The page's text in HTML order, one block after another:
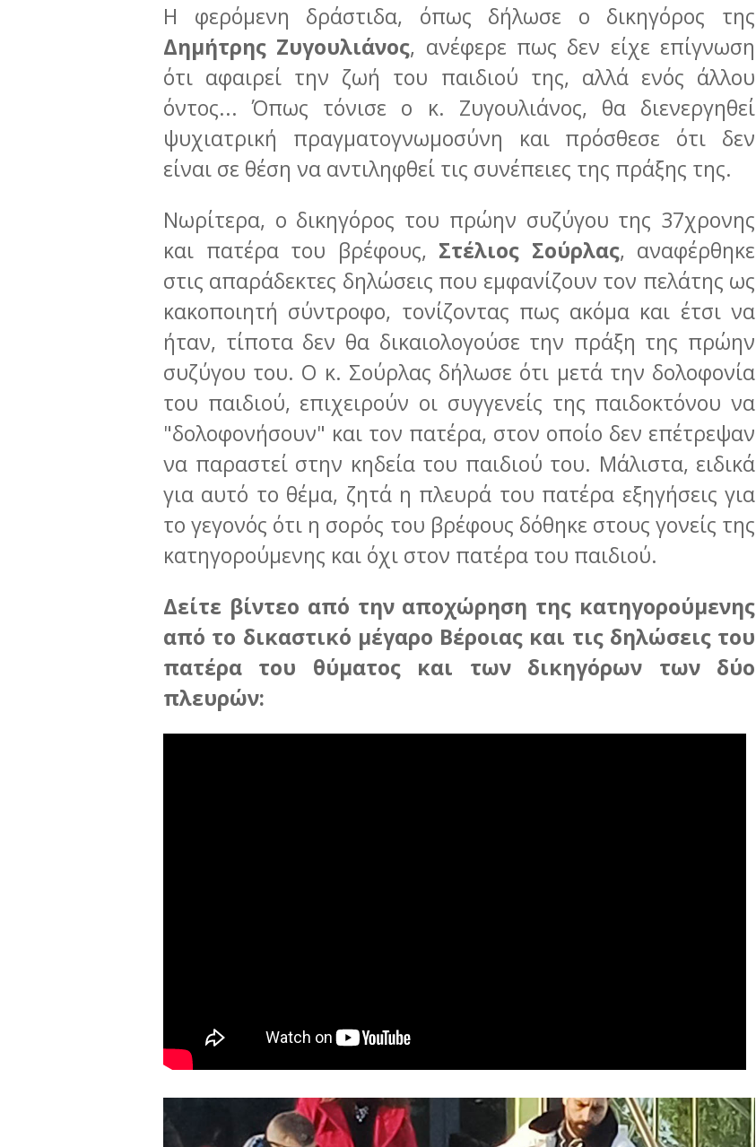
Η φερόμενη δράστιδα, όπως δήλωσε ο δικηγόρος της
Δημήτρης Ζυγουλιάνος, ανέφερε πως δεν είχε επίγνωση
ότι αφαιρεί την ζωή του παιδιού της, αλλά ενός άλλου
όντος... Όπως τόνισε ο κ. Ζυγουλιάνος, θα διενεργηθεί
ψυχιατρική πραγματογνωμοσύνη και πρόσθεσε ότι δεν
είναι σε θέση να αντιληφθεί τις συνέπειες της πράξης της.
Νωρίτερα, ο δικηγόρος του πρώην συζύγου της 37χρονης
και πατέρα του βρέφους, Στέλιος Σούρλας, αναφέρθηκε
στις απαράδεκτες δηλώσεις που εμφανίζουν τον πελάτης ως
κακοποιητή σύντροφο, τονίζοντας πως ακόμα και έτσι να
ήταν, τίποτα δεν θα δικαιολογούσε την πράξη της πρώην
συζύγου του. Ο κ. Σούρλας δήλωσε ότι μετά την δολοφονία
του παιδιού, επιχειρούν οι συγγενείς της παιδοκτόνου να
"δολοφονήσουν" και τον πατέρα, στον οποίο δεν επέτρεψαν
να παραστεί στην κηδεία του παιδιού του. Μάλιστα, ειδικά
για αυτό το θέμα, ζητά η πλευρά του πατέρα εξηγήσεις για
το γεγονός ότι η σορός του βρέφους δόθηκε στους γονείς της
κατηγορούμενης και όχι στον πατέρα του παιδιού.
Δείτε βίντεο από την αποχώρηση της κατηγορούμενης
από το δικαστικό μέγαρο Βέροιας και τις δηλώσεις του
πατέρα του θύματος και των δικηγόρων των δύο
πλευρών: